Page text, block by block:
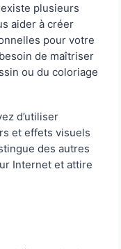
plusieurs
aider à créer
pour votre
de maîtriser
ou du coloriage
d’utiliser
et effets visuels
des autres
Internet et attire